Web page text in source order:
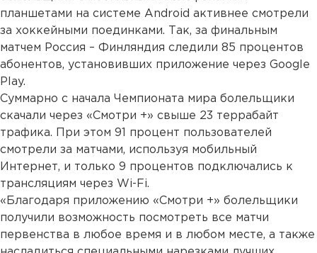
планшетами на системе Android активнее смотрели
за хоккейными поединками. Так, за финальным
матчем Россия – Финляндия следили 85 процентов
абонентов, установивших приложение через Google
Play.
Суммарно с начала Чемпионата мира болельщики
скачали через «Смотри +» свыше 23 террабайт
трафика. При этом 91 процент пользователей
смотрели за матчами, используя мобильный
Интернет, и только 9 процентов подключались к
трансляциям через Wi-Fi.
«Благодаря приложению «Смотри +» болельщики
получили возможность посмотреть все матчи
первенства в любое время и в любом месте, а также